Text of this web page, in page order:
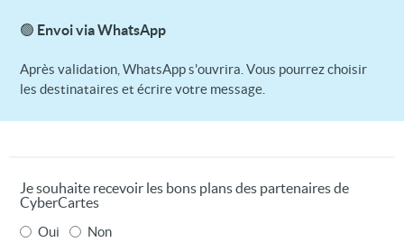
🟢 Envoi via WhatsApp
Après validation, WhatsApp s'ouvrira. Vous pourrez choisir
les destinataires et écrire votre message.
Je souhaite recevoir les bons plans des partenaires de
CyberCartes
Oui Non